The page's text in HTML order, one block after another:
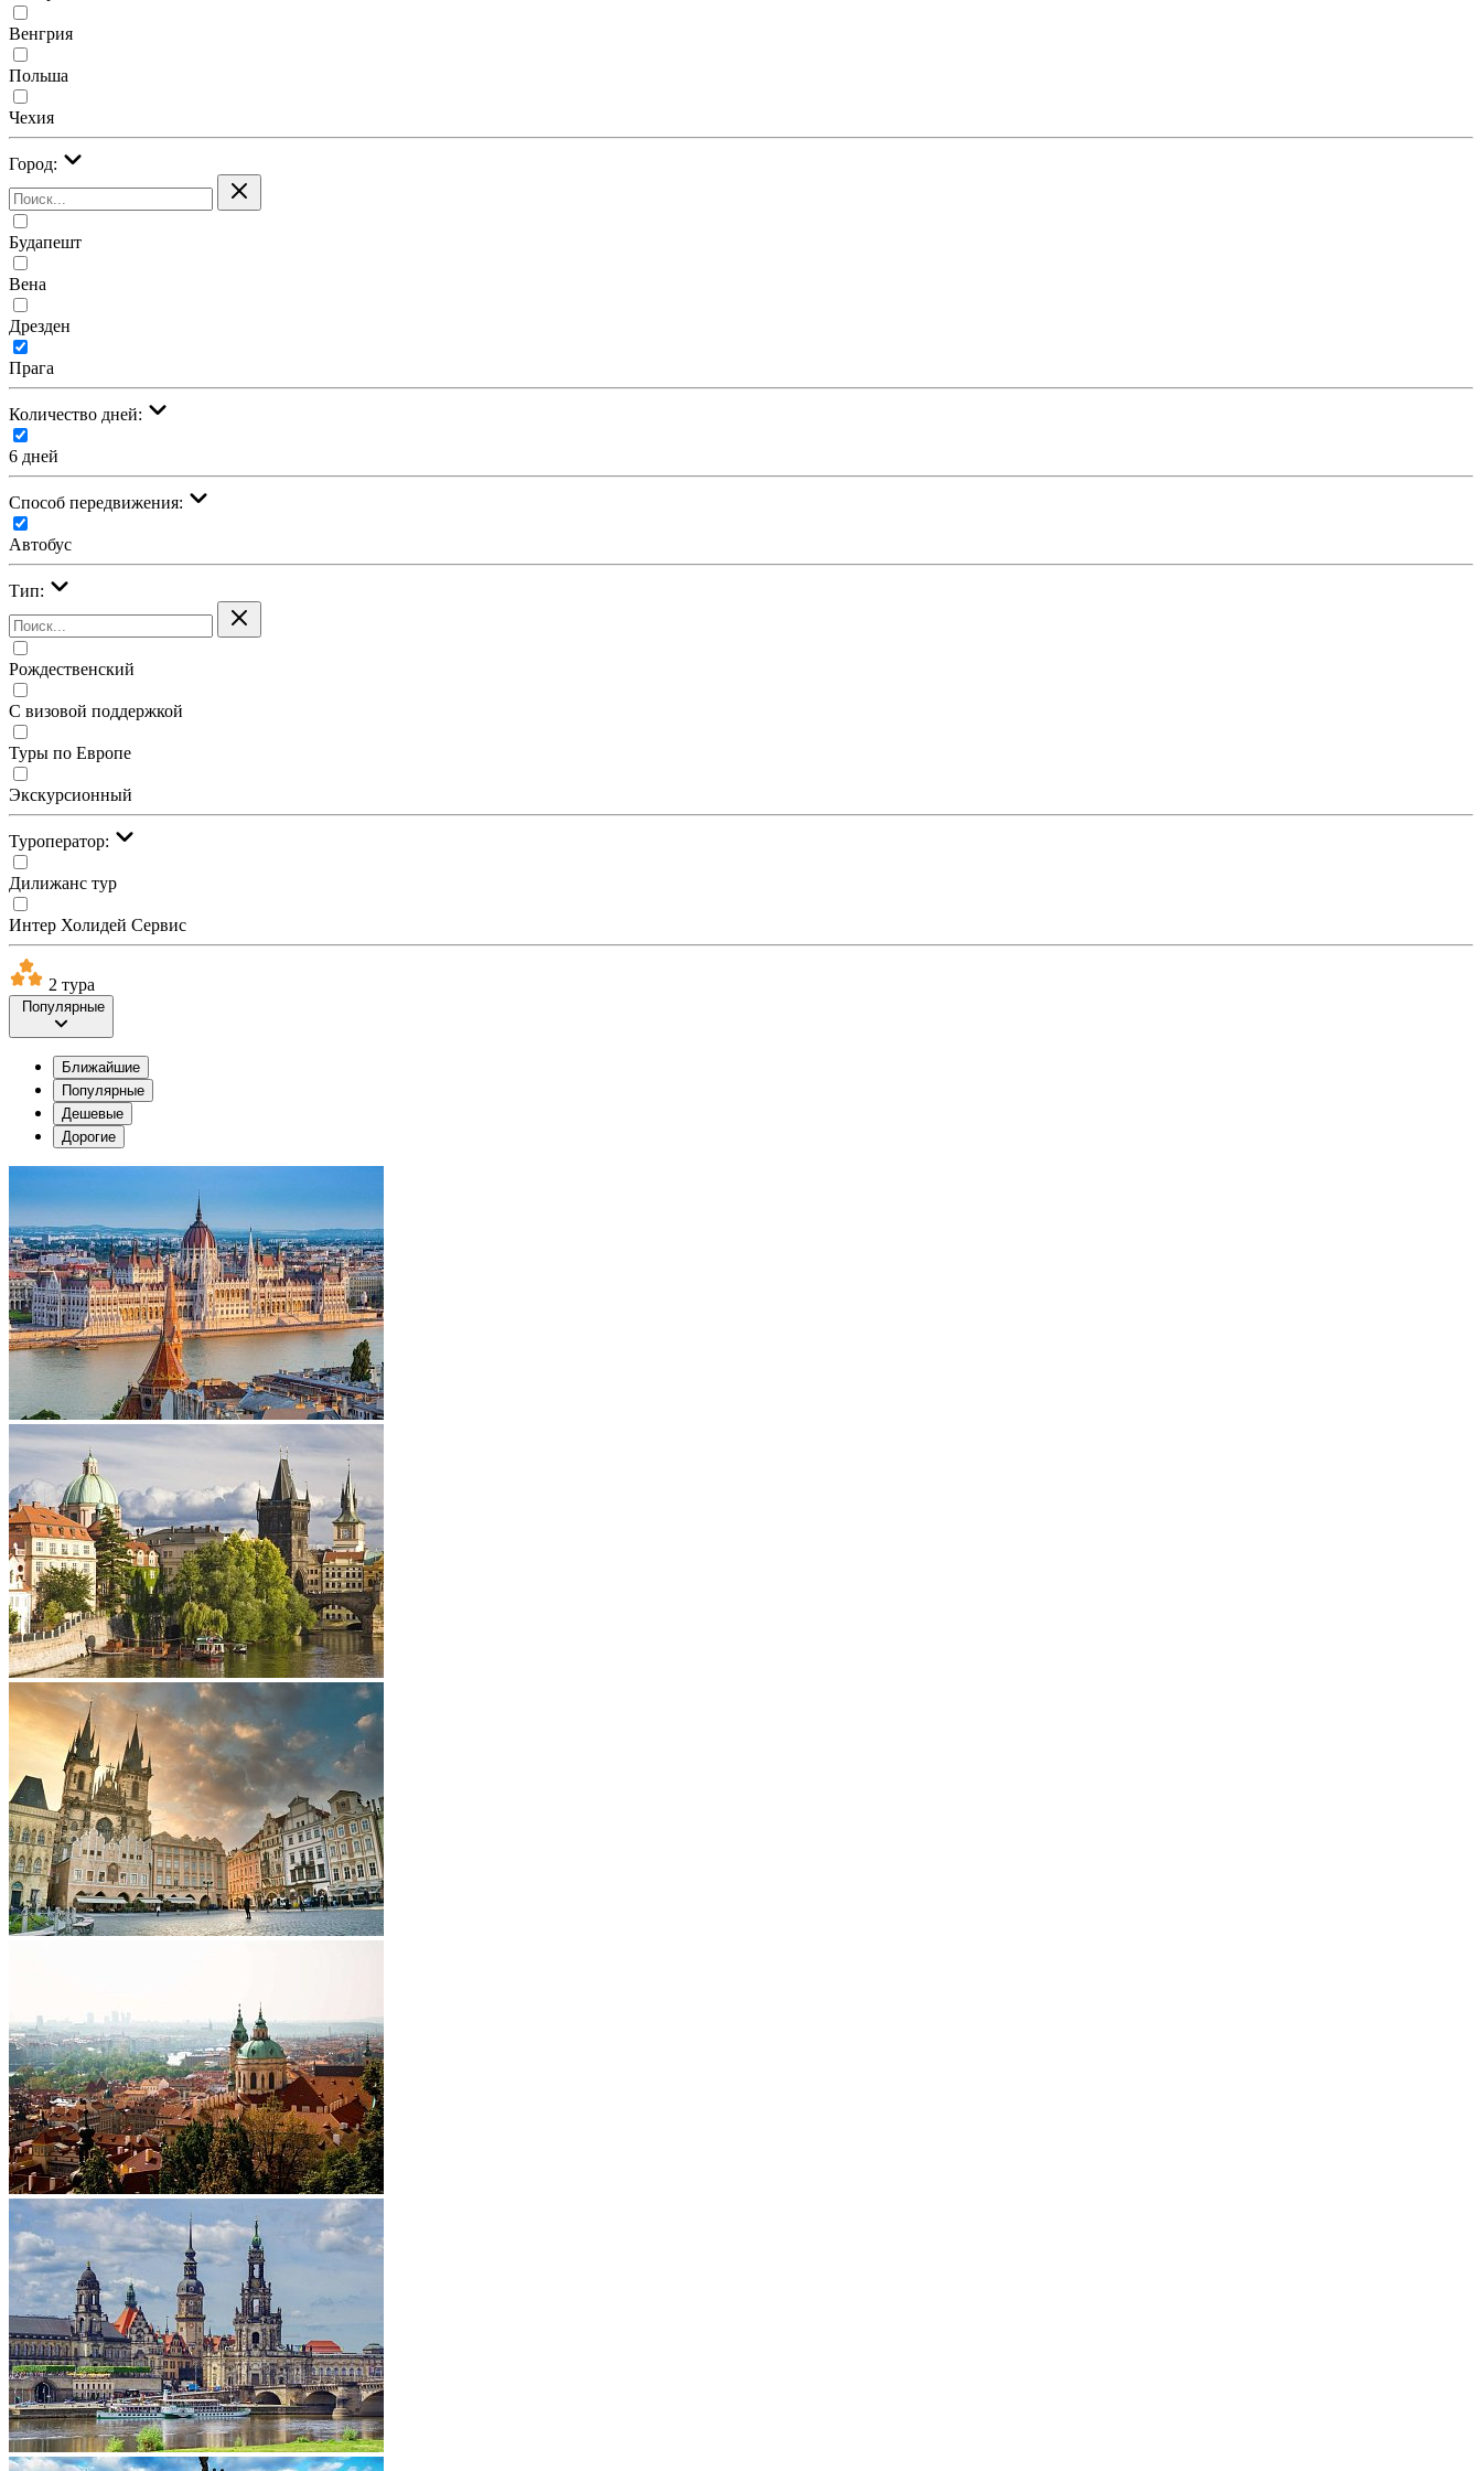
Венгрия
Польша
Чехия
Город:
Будапешт
Вена
Дрезден
Прага
Количество дней:
6 дней
Cпособ передвижения:
Автобус
Тип:
Рождественский
С визовой поддержкой
Туры по Европе
Экскурсионный
Туроператор:
Дилижанс тур
Интер Холидей Сервис
2 тура
Популярные
Ближайшие
Популярные
Дешевые
Дорогие